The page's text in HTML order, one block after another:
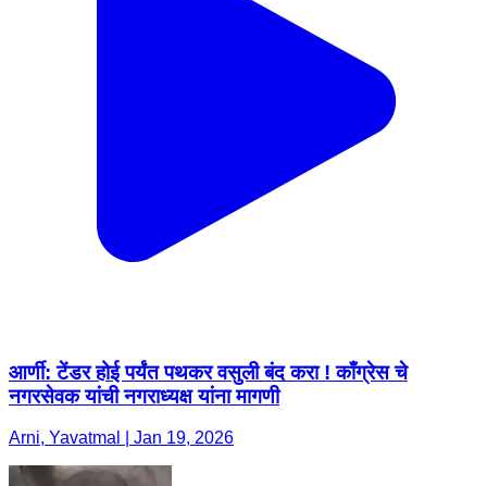
आर्णी: टेंडर होई पर्यंत पथकर वसुली बंद करा ! काँग्रेस चे
नगरसेवक यांची नगराध्यक्ष यांना मागणी
Arni, Yavatmal | Jan 19, 2026